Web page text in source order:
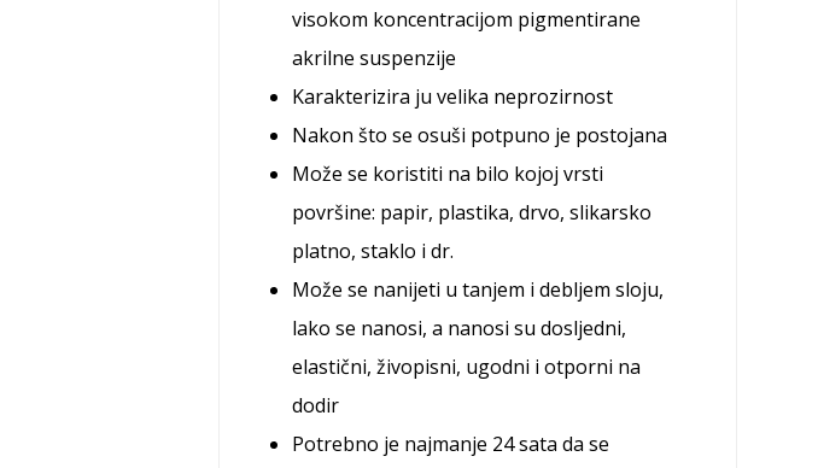
visokom koncentracijom pigmentirane
akrilne suspenzije
Karakterizira ju velika neprozirnost
Nakon što se osuši potpuno je postojana
Može se koristiti na bilo kojoj vrsti
površine: papir, plastika, drvo, slikarsko
platno, staklo i dr.
Može se nanijeti u tanjem i debljem sloju,
lako se nanosi, a nanosi su dosljedni,
elastični, živopisni, ugodni i otporni na
dodir
Potrebno je najmanje 24 sata da se